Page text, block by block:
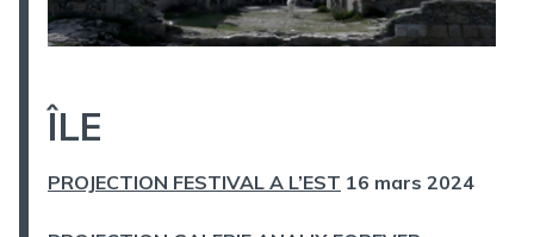
ÎLE
PROJECTION FESTIVAL A L’EST 16 mars 2024